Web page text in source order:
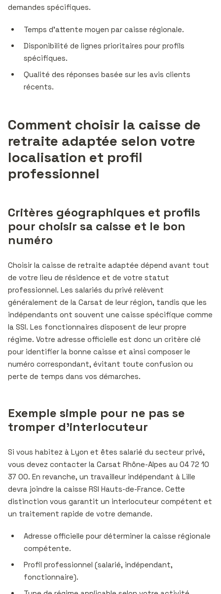
demandes spécifiques.
Temps d’attente moyen par caisse régionale.
Disponibilité de lignes prioritaires pour profils
spécifiques.
Qualité des réponses basée sur les avis clients
récents.
Comment choisir la caisse de
retraite adaptée selon votre
localisation et profil
professionnel
Critères géographiques et profils
pour choisir sa caisse et le bon
numéro
Choisir la caisse de retraite adaptée dépend avant tout
de votre lieu de résidence et de votre statut
professionnel. Les salariés du privé relèvent
généralement de la Carsat de leur région, tandis que les
indépendants ont souvent une caisse spécifique comme
la SSI. Les fonctionnaires disposent de leur propre
régime. Votre adresse officielle est donc un critère clé
pour identifier la bonne caisse et ainsi composer le
numéro correspondant, évitant toute confusion ou
perte de temps dans vos démarches.
Exemple simple pour ne pas se
tromper d’interlocuteur
Si vous habitez à Lyon et êtes salarié du secteur privé,
vous devez contacter la Carsat Rhône-Alpes au 04 72 10
37 00. En revanche, un travailleur indépendant à Lille
devra joindre la caisse RSI Hauts-de-France. Cette
distinction vous garantit un interlocuteur compétent et
un traitement rapide de votre demande.
Adresse officielle pour déterminer la caisse régionale
compétente.
Profil professionnel (salarié, indépendant,
fonctionnaire).